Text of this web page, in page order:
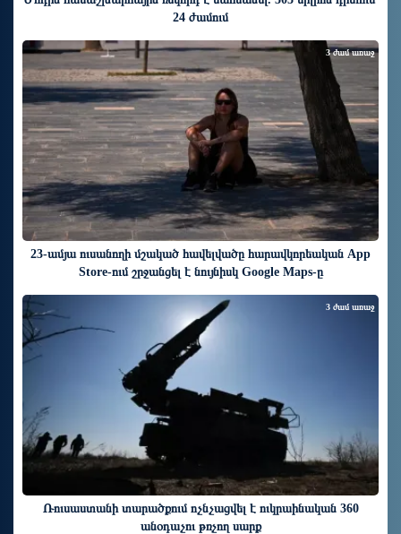
24 ժամում
23-ամյա ուսանողի մշակած հավելվածը հարավկորեական App
Store-ում շրջանցել է նույնիսկ Google Maps-ը
3 ժամ առաջ
Ռուսաստանի տարածքում ոչնչացվել է ուկրաինական 360
անօդաչու թռչող սարք
3 ժամ առաջ